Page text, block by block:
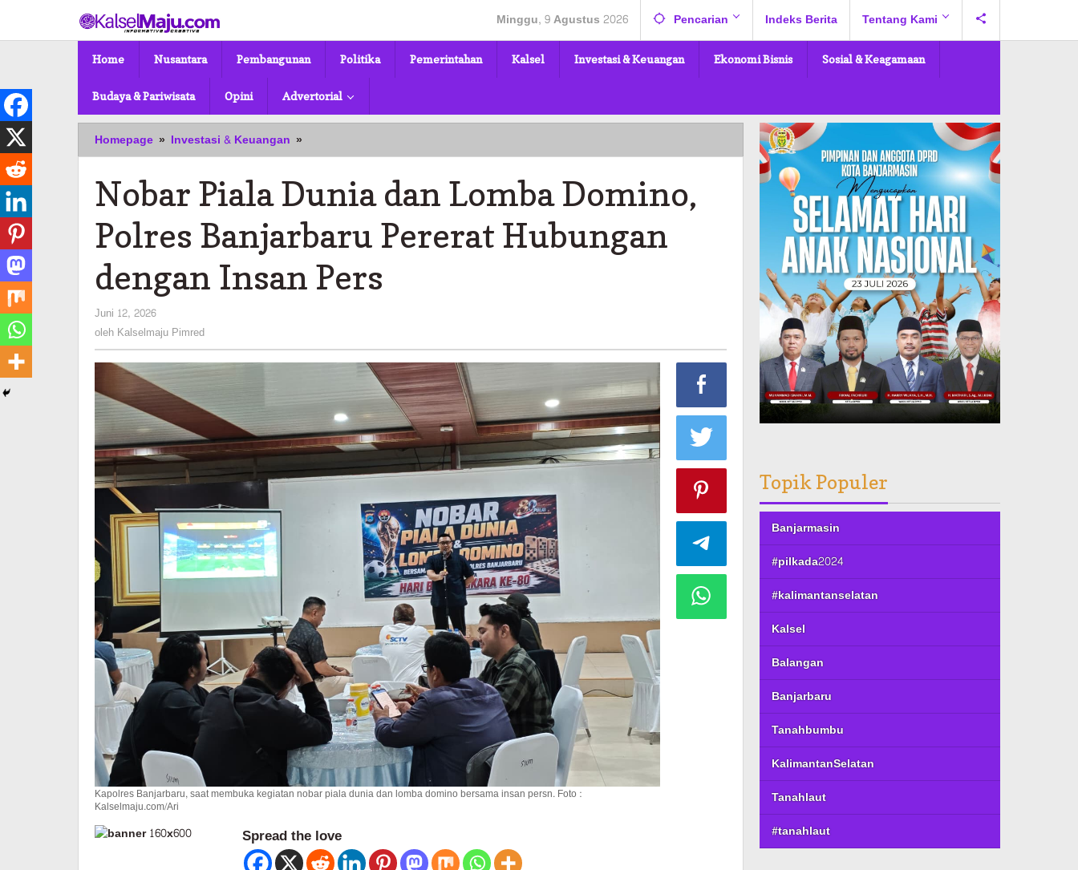
konten
Minggu, 9 Agustus 2026 Pencarian Indeks Berita Tentang Kami
Home Nusantara Pembangunan Politika Pemerintahan Kalsel Investasi & Keuangan Ekonomi Bisnis Sosial & Keagamaan
Budaya & Pariwisata Opini Advertorial
Homepage » Investasi & Keuangan »
Piala
dan
Lomba
Domino,
Polres
Pererat
Hubungan
Nobar Piala Dunia dan Lomba Domino,
Polres Banjarbaru Pererat Hubungan
dengan Insan Pers
Juni 12, 2026
Kalselmaju
Pimred
oleh Kalselmaju Pimred
Kapolres Banjarbaru, saat membuka kegiatan nobar piala dunia dan lomba domino bersama insan persn. Foto :
Kalselmaju.com/Ari
Spread the love
Topik Populer
Banjarmasin
#pilkada2024
#kalimantanselatan
Kalsel
Balangan
Banjarbaru
Tanahbumbu
KalimantanSelatan
Tanahlaut
#tanahlaut